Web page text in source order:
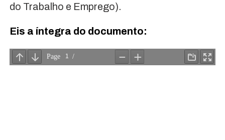
do Trabalho e Emprego).
Eis a íntegra do documento: